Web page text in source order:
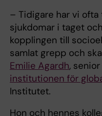
– Tidigare har vi
sjukdomar i taget
kopplingen till
samlat grepp och
Emilie Agardh,
institutionen för
Institutet.
Hon och hennes